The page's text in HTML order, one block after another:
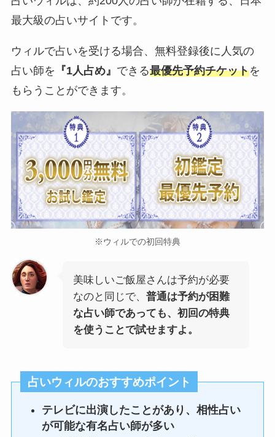
最大級の占いサイトです。
ウィルで占いを受ける場合、無料登録後に人気の
占い師を 『1人占め』 できる最優先予約チケットを
もらうことができます。
※ウィルでの初回特典
美味しいご飯屋さんは予約が必要
なのと同じで、 普通は予約が困難
な占い師であっても、初回の特典
を使うことで試せますよ。
占いウィルのおすすめポイント
テレビに出演したことがあり、相性占い
が可能な有名占い師が多い